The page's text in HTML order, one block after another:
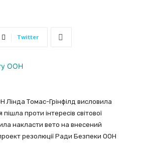
Twitter
Томас-Грінфілд висловила
проти інтересів світової
накласти вето на внесений
резолюції Ради Безпеки ООН